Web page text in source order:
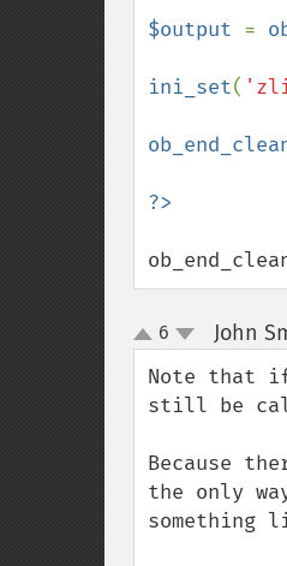
$output =
ini_set(
up
down
6 John
Note that
still be
Because
the only
something